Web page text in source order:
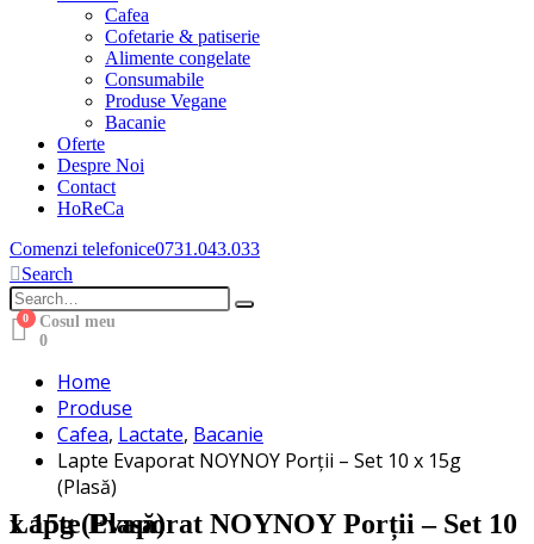
Cafea
Cofetarie & patiserie
Alimente congelate
Consumabile
Produse Vegane
Bacanie
Oferte
Despre Noi
Contact
HoReCa
Comenzi telefonice0731.043.033
Search
0
Cosul meu
0
Home
Produse
Cafea, Lactate, Bacanie
Lapte Evaporat NOΥNOΥ Porții – Set 10 x 15g
(Plasă)
Lapte Evaporat NOΥNOΥ Porții – Set 10 x 15g (Plasă)